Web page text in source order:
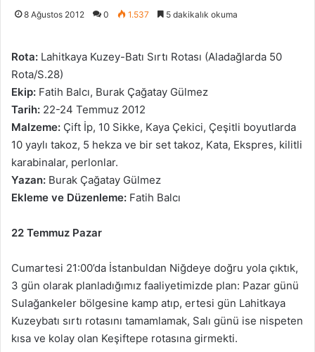
8 Ağustos 2012 0 1.537 5 dakikalık okuma
Rota: Lahitkaya Kuzey-Batı Sırtı Rotası (Aladağlarda 50
Rota/S.28)
Ekip: Fatih Balcı, Burak Çağatay Gülmez
Tarih: 22-24 Temmuz 2012
Malzeme: Çift İp, 10 Sikke, Kaya Çekici, Çeşitli boyutlarda
10 yaylı takoz, 5 hekza ve bir set takoz, Kata, Ekspres, kilitli
karabinalar, perlonlar.
Yazan: Burak Çağatay Gülmez
Ekleme ve Düzenleme: Fatih Balcı
22 Temmuz Pazar
Cumartesi 21:00’da İstanbuldan Niğdeye doğru yola çıktık,
3 gün olarak planladığımız faaliyetimizde plan: Pazar günü
Sulağankeler bölgesine kamp atıp, ertesi gün Lahitkaya
Kuzeybatı sırtı rotasını tamamlamak, Salı günü ise nispeten
kısa ve kolay olan Keşiftepe rotasına girmekti.